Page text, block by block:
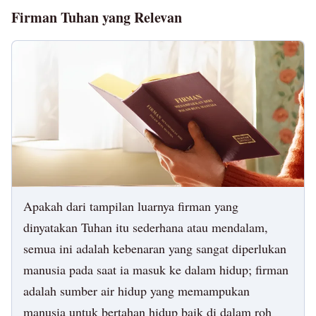
Firman Tuhan yang Relevan
Apakah dari tampilan luarnya firman yang
dinyatakan Tuhan itu sederhana atau mendalam,
semua ini adalah kebenaran yang sangat diperlukan
manusia pada saat ia masuk ke dalam hidup; firman
adalah sumber air hidup yang memampukan
manusia untuk bertahan hidup baik di dalam roh